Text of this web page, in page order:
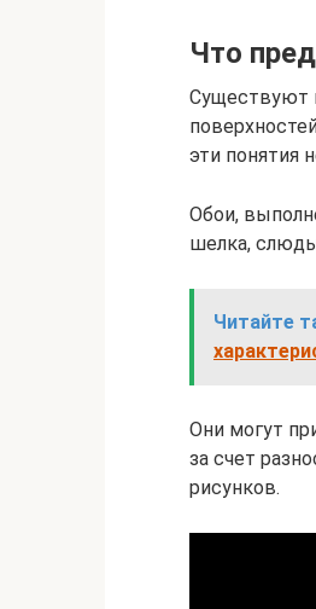
Что
Существуют
эти понятия
Обои,
шелка,
Читайте
Они могут
за счет
рисунков.